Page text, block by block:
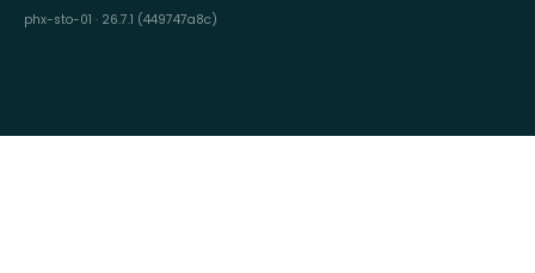
phx-sto-01 · 26.7.1 (449747a8c)